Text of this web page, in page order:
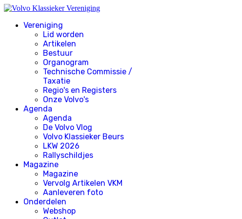
Vereniging
Lid worden
Artikelen
Bestuur
Organogram
Technische Commissie /
Taxatie
Regio's en Registers
Onze Volvo's
Agenda
Agenda
De Volvo Vlog
Volvo Klassieker Beurs
LKW 2026
Rallyschildjes
Magazine
Magazine
Vervolg Artikelen VKM
Aanleveren foto
Onderdelen
Webshop